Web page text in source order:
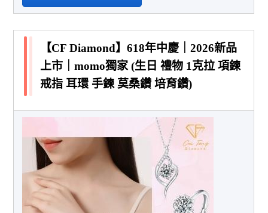
【CF Diamond】618年中慶｜2026新品
上市｜momo獨家 (生日 禮物 1克拉 項鍊
戒指 耳環 手鍊 莫桑鑽 培育鑽)